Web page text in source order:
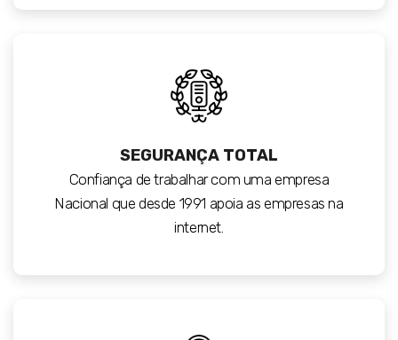
SEGURANÇA TOTAL
Confiança de trabalhar com uma empresa
Nacional que desde 1991 apoia as empresas na
internet.